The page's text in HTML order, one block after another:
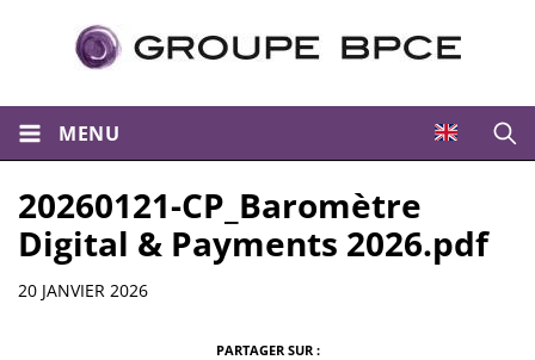
MENU
20260121-CP_Baromètre
Digital & Payments 2026.pdf
Informations
20 JANVIER 2026
PARTAGER SUR :